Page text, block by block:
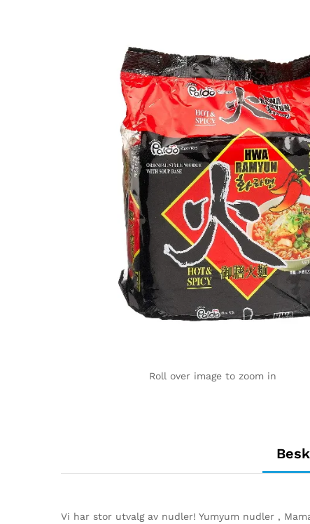
Roll over image to zoom in
Vi har stor utvalg av nudler! Yumyum nudler ,